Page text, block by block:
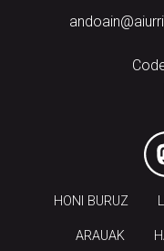
HONI BURUZ
ARAUAK